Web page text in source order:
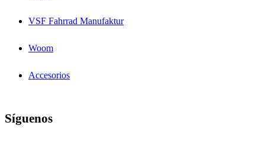
VSF Fahrrad Manufaktur
Woom
Accesorios
Síguenos